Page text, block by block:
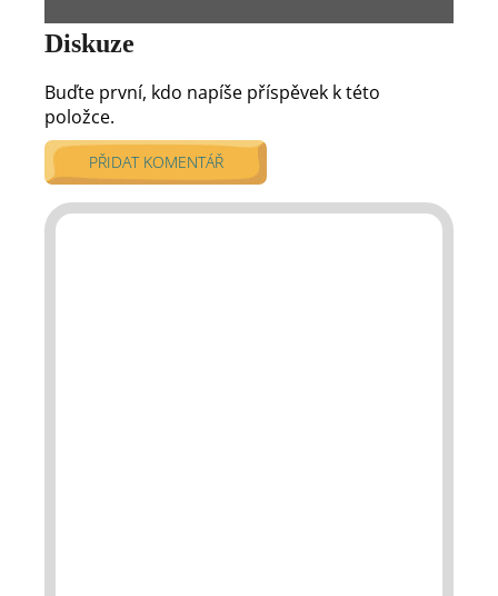
Diskuze
Buďte první, kdo napíše příspěvek k této
položce.
PŘIDAT KOMENTÁŘ